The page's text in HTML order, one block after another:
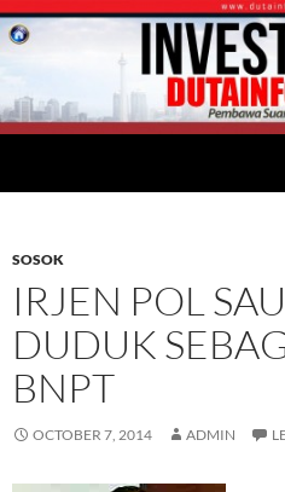
SOSOK
IRJEN POL
DUDUK
BNPT
OCTOBER 7, 2014 ADMIN